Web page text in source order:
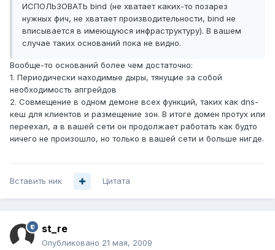
ИСПОЛЬЗОВАТЬ bind (не хватает каких-то позарез
нужных фич, не хватает производительности, bind не
вписывается в имеющуюся инфраструктуру). В вашем
случае таких оснований пока не видно.
Вообще-то оснований более чем достаточно:
1. Периодически находимые дыры, тянущие за собой
необходимость апгрейдов
2. Совмещение в одном демоне всех функций, таких как dns-
кеш для клиентов и размещение зон. В итоге домен протух или
переехал, а в вашей сети он продолжает работать как будто
ничего не произошло, но только в вашей сети и больше нигде.
Вставить ник Цитата
st_re
Опубликовано 21 мая, 2009